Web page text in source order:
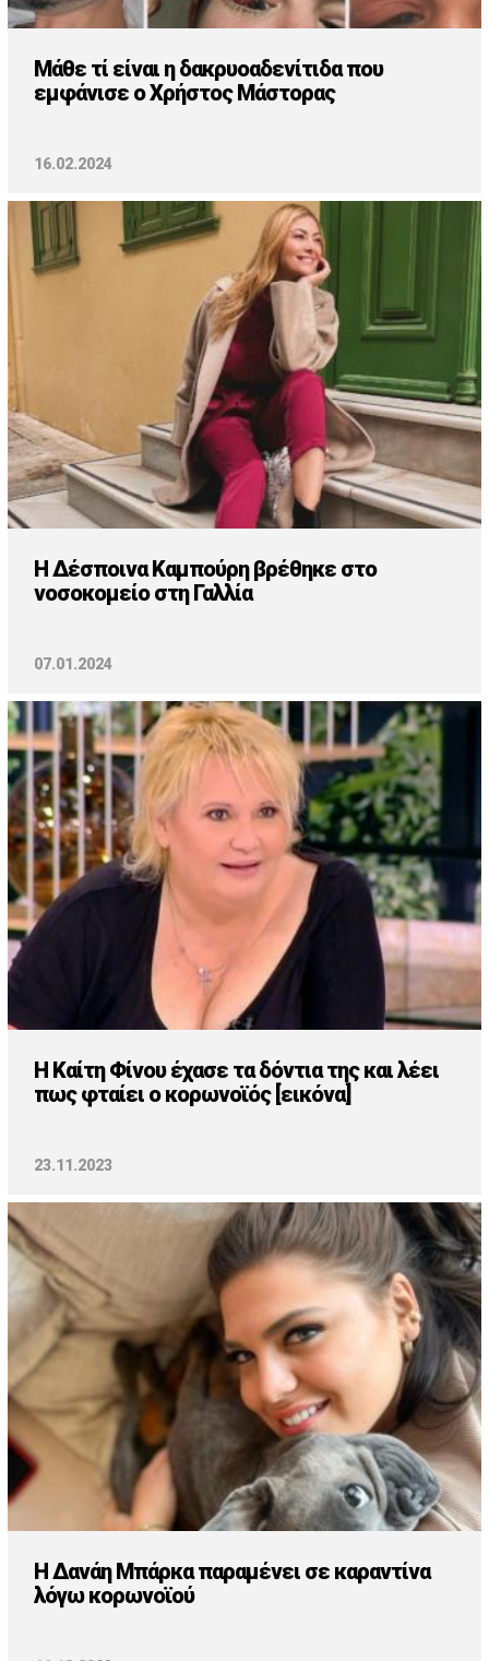
Μάθε τί είναι η δακρυοαδενίτιδα που
εμφάνισε ο Χρήστος Μάστορας
16.02.2024
Η Δέσποινα Καμπούρη βρέθηκε στο
νοσοκομείο στη Γαλλία
07.01.2024
Η Καίτη Φίνου έχασε τα δόντια της και λέει
πως φταίει ο κορωνοϊός [εικόνα]
23.11.2023
Η Δανάη Μπάρκα παραμένει σε καραντίνα
λόγω κορωνοϊού